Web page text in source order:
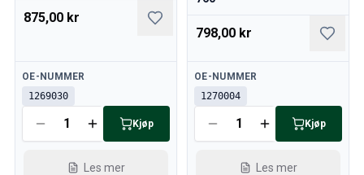
875,00 kr
Tilgjengelig
OE-NUMMER
1269030
Kjøp
Les mer
798,00 kr
Tilgjengelig
OE-NUMMER
1270004
Kjøp
Les mer